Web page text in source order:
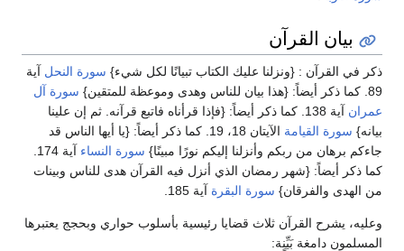
بيان القرآن
ذكر في القرآن ‏:‏ ‏{‏ونزلنا عليك الكتاب تبيانًا لكل شيء‏}‏ سورة النحل آية
89‏‏‏.‏ كما ذكر أيضاً‏:‏ ‏{‏هذا بيان للناس وهدى وموعظة للمتقين‏}‏ ‏
سورة آل
عمران
‏ آية‏ 138‏‏. ‏كما ذكر أيضاً‏:‏ ‏{‏فإذا قرأناه فاتبع قرآنه‏. ‏ثم إن علينا
بيانه‏}‏ ‏ سورة القيامة
‏ الآيتان 18‏،‏ 19‏‏‏.‏ كما ذكر أيضاً‏:‏ ‏{‏يا أيها الناس قد
جاءكم برهان من ربكم وأنزلنا إليكم نورًا مبينًا‏}‏ ‏ سورة ‏النساء
‏كما ذكر أيضاً‏:‏ ‏{‏شهر رمضان الذي أنزل فيه القرآن هدى للناس وبينات
من الهدى والفرقان‏}‏ ‏ سورة ‏البقرة آية‏ 185‏.‏
وعليه، يشرح القرآن ثلاث قضايا رئيسية بأسلوب حواري وبحجج يعتبرها
المسلمون دامغة بَيِّنٍة: